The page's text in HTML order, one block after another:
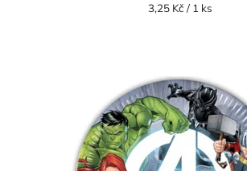
Měrná
3,25 Kč / 1 ks